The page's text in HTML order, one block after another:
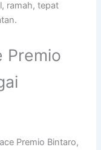
ramah, tepat
Premio
Premio Bintaro,